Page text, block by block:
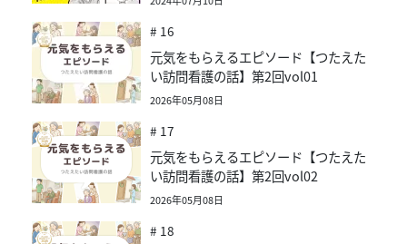
# 16
元気をもらえるエピソード【つたえた
い訪問看護の話】第2回vol01
2026年05月08日
# 17
元気をもらえるエピソード【つたえた
い訪問看護の話】第2回vol02
2026年05月08日
# 18